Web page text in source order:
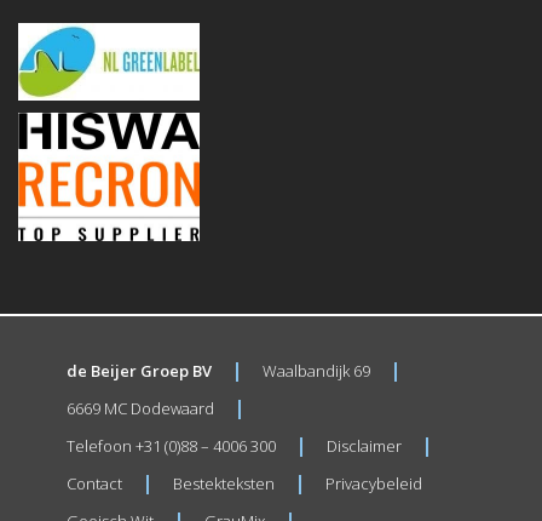
de Beijer Groep BV
Waalbandijk 69
6669 MC Dodewaard
Telefoon +31 (0)88 – 4006 300
Disclaimer
Contact
Bestekteksten
Privacybeleid